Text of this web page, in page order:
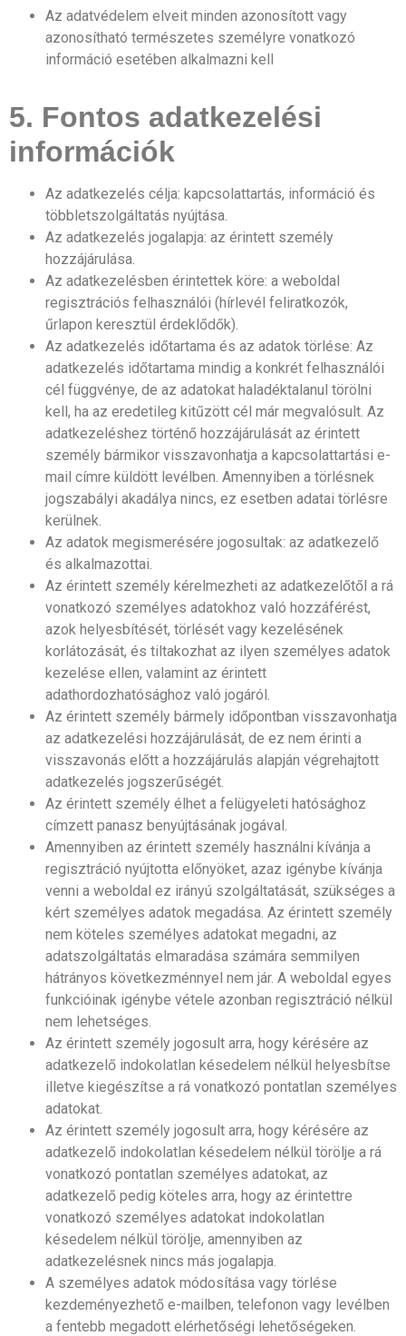
Az adatvédelem elveit minden azonosított vagy
azonosítható természetes személyre vonatkozó
információ esetében alkalmazni kell
5. Fontos adatkezelési
információk
Az adatkezelés célja: kapcsolattartás, információ és
többletszolgáltatás nyújtása.
Az adatkezelés jogalapja: az érintett személy
hozzájárulása.
Az adatkezelésben érintettek köre: a weboldal
regisztrációs felhasználói (hírlevél feliratkozók,
űrlapon keresztül érdeklődők).
Az adatkezelés időtartama és az adatok törlése: Az
adatkezelés időtartama mindig a konkrét felhasználói
cél függvénye, de az adatokat haladéktalanul törölni
kell, ha az eredetileg kitűzött cél már megvalósult. Az
adatkezeléshez történő hozzájárulását az érintett
személy bármikor visszavonhatja a kapcsolattartási e-
mail címre küldött levélben. Amennyiben a törlésnek
jogszabályi akadálya nincs, ez esetben adatai törlésre
kerülnek.
Az adatok megismerésére jogosultak: az adatkezelő
és alkalmazottai.
Az érintett személy kérelmezheti az adatkezelőtől a rá
vonatkozó személyes adatokhoz való hozzáférést,
azok helyesbítését, törlését vagy kezelésének
korlátozását, és tiltakozhat az ilyen személyes adatok
kezelése ellen, valamint az érintett
adathordozhatósághoz való jogáról.
Az érintett személy bármely időpontban visszavonhatja
az adatkezelési hozzájárulását, de ez nem érinti a
visszavonás előtt a hozzájárulás alapján végrehajtott
adatkezelés jogszerűségét.
Az érintett személy élhet a felügyeleti hatósághoz
címzett panasz benyújtásának jogával.
Amennyiben az érintett személy használni kívánja a
regisztráció nyújtotta előnyöket, azaz igénybe kívánja
venni a weboldal ez irányú szolgáltatását, szükséges a
kért személyes adatok megadása. Az érintett személy
nem köteles személyes adatokat megadni, az
adatszolgáltatás elmaradása számára semmilyen
hátrányos következménnyel nem jár. A weboldal egyes
funkcióinak igénybe vétele azonban regisztráció nélkül
nem lehetséges.
Az érintett személy jogosult arra, hogy kérésére az
adatkezelő indokolatlan késedelem nélkül helyesbítse
illetve kiegészítse a rá vonatkozó pontatlan személyes
adatokat.
Az érintett személy jogosult arra, hogy kérésére az
adatkezelő indokolatlan késedelem nélkül törölje a rá
vonatkozó pontatlan személyes adatokat, az
adatkezelő pedig köteles arra, hogy az érintettre
vonatkozó személyes adatokat indokolatlan
késedelem nélkül törölje, amennyiben az
adatkezelésnek nincs más jogalapja.
A személyes adatok módosítása vagy törlése
kezdeményezhető e-mailben, telefonon vagy levélben
a fentebb megadott elérhetőségi lehetőségeken.